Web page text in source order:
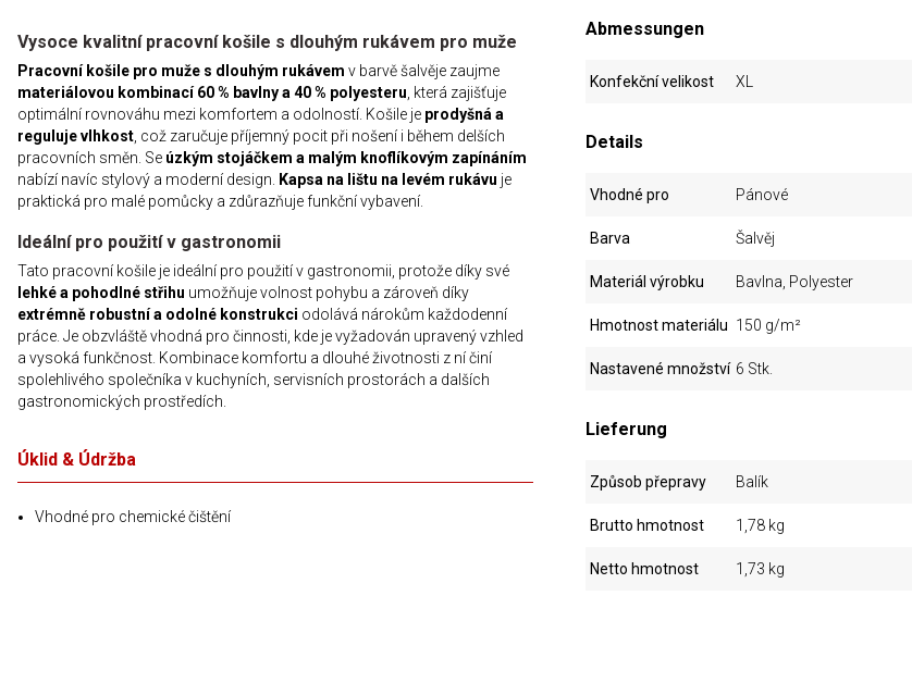
Vysoce kvalitní pracovní košile s dlouhým rukávem pro muže
Pracovní košile pro muže s dlouhým rukávem v barvě šalvěje zaujme
materiálovou kombinací 60 % bavlny a 40 % polyesteru , která zajišťuje
optimální rovnováhu mezi komfortem a odolností. Košile je prodyšná a
reguluje vlhkost , což zaručuje příjemný pocit při nošení i během delších
pracovních směn. Se úzkým stojáčkem a malým knoflíkovým zapínáním
nabízí navíc stylový a moderní design.
Kapsa na lištu na levém rukávu je
praktická pro malé pomůcky a zdůrazňuje funkční vybavení.
Ideální pro použití v gastronomii
Tato pracovní košile je ideální pro použití v gastronomii, protože díky své
lehké a pohodlné střihu umožňuje volnost pohybu a zároveň díky
extrémně robustní a odolné konstrukci odolává nárokům každodenní
práce. Je obzvláště vhodná pro činnosti, kde je vyžadován upravený vzhled
a vysoká funkčnost. Kombinace komfortu a dlouhé životnosti z ní činí
spolehlivého společníka v kuchyních, servisních prostorách a dalších
gastronomických prostředích.
Úklid & Údržba
Vhodné pro chemické čištění
Abmessungen
Konfekční velikost XL
Details
Vhodné pro Pánové
Barva Šalvěj
Materiál výrobku Bavlna, Polyester
Hmotnost materiálu 150 g/m²
Nastavené množství 6 Stk.
Lieferung
Způsob přepravy Balík
Brutto hmotnost 1,78 kg
Netto hmotnost 1,73 kg